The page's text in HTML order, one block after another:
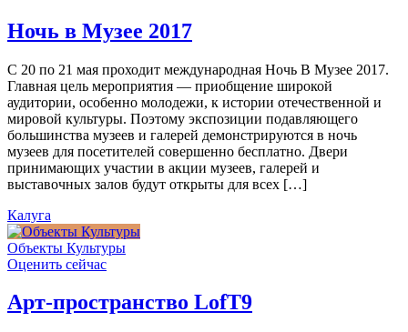
Ночь в Музее 2017
С 20 по 21 мая проходит международная Ночь В Музее 2017.
Главная цель мероприятия — приобщение широкой
аудитории, особенно молодежи, к истории отечественной и
мировой культуры. Поэтому экспозиции подавляющего
большинства музеев и галерей демонстрируются в ночь
музеев для посетителей совершенно бесплатно. Двери
принимающих участии в акции музеев, галерей и
выставочных залов будут открыты для всех […]
Калуга
Объекты Культуры
Оценить сейчас
Арт-пространство LofT9